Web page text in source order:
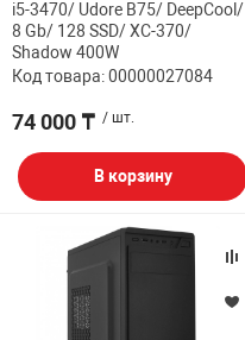
ДОМА
ТЕХНИКА
i5-3470/ Udore B75/ DeepCool/
8 Gb/ 128 SSD/ XC-370/
Shadow 400W
Код товара: 00000027084
74 000 ₸ / шт.
В корзину